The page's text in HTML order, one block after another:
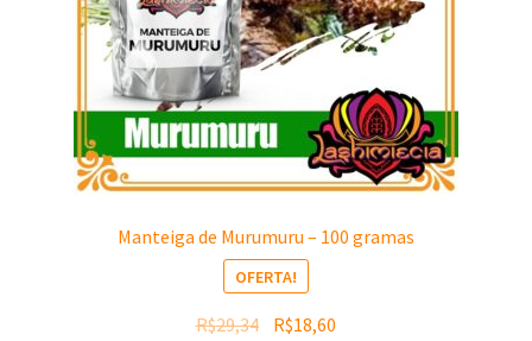
Manteiga de Murumuru – 100 gramas
OFERTA!
R$29,34 R$18,60